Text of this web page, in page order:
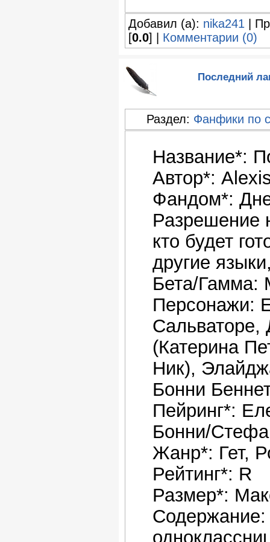
Добавил (а): nika241 |
[0.0] | Комментарии (0)
Последний
Раздел: Фанфики по
Название*:
Автор*:
Фандом*:
Разрешение
кто будет
другие
Бета/Гамма:
Персонажи:
Сальваторе,
(Катерина
Ник),
Бонни
Пейринг*:
Бонни/
Жанр*: Гет,
Рейтинг*: R
Размер*: